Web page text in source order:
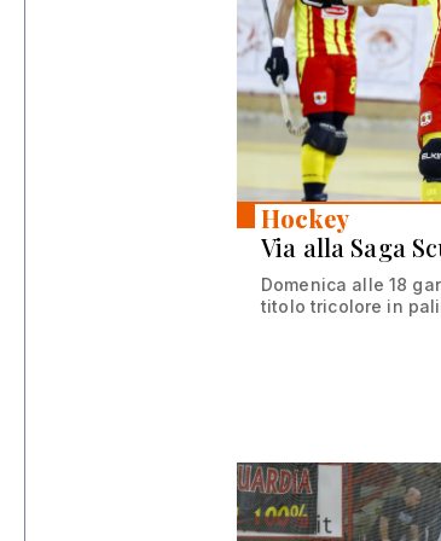
Hockey
Via alla Saga
Domenica alle 18
titolo tricolore in